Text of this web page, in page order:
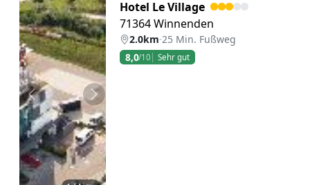
Zurück Weiter
Hotel Le Village
71364 Winnenden
2.0km·25 Min. Fußweg
8,0/10 Sehr gut